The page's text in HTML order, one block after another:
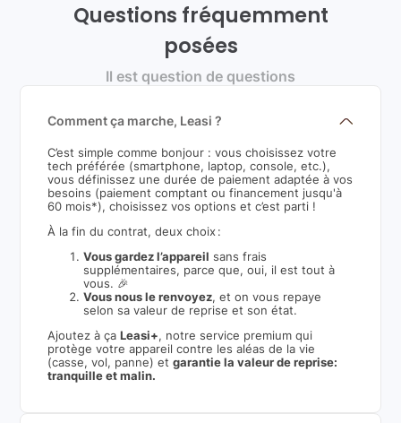
Questions fréquemment
posées
Il est question de questions
Comment ça marche, Leasi ?
C’est simple comme bonjour : vous choisissez votre
tech préférée (smartphone, laptop, console, etc.),
vous définissez une durée de paiement adaptée à vos
besoins (paiement comptant ou financement jusqu'à
60 mois*), choisissez vos options et c’est parti !
À la fin du contrat, deux choix :
Vous gardez l’appareil sans frais
supplémentaires, parce que, oui, il est tout à
vous. 🎉
Vous nous le renvoyez, et on vous repaye
selon sa valeur de reprise et son état.
Ajoutez à ça Leasi+, notre service premium qui
protège votre appareil contre les aléas de la vie
(casse, vol, panne) etgarantie la valeur de reprise:
tranquille et malin.